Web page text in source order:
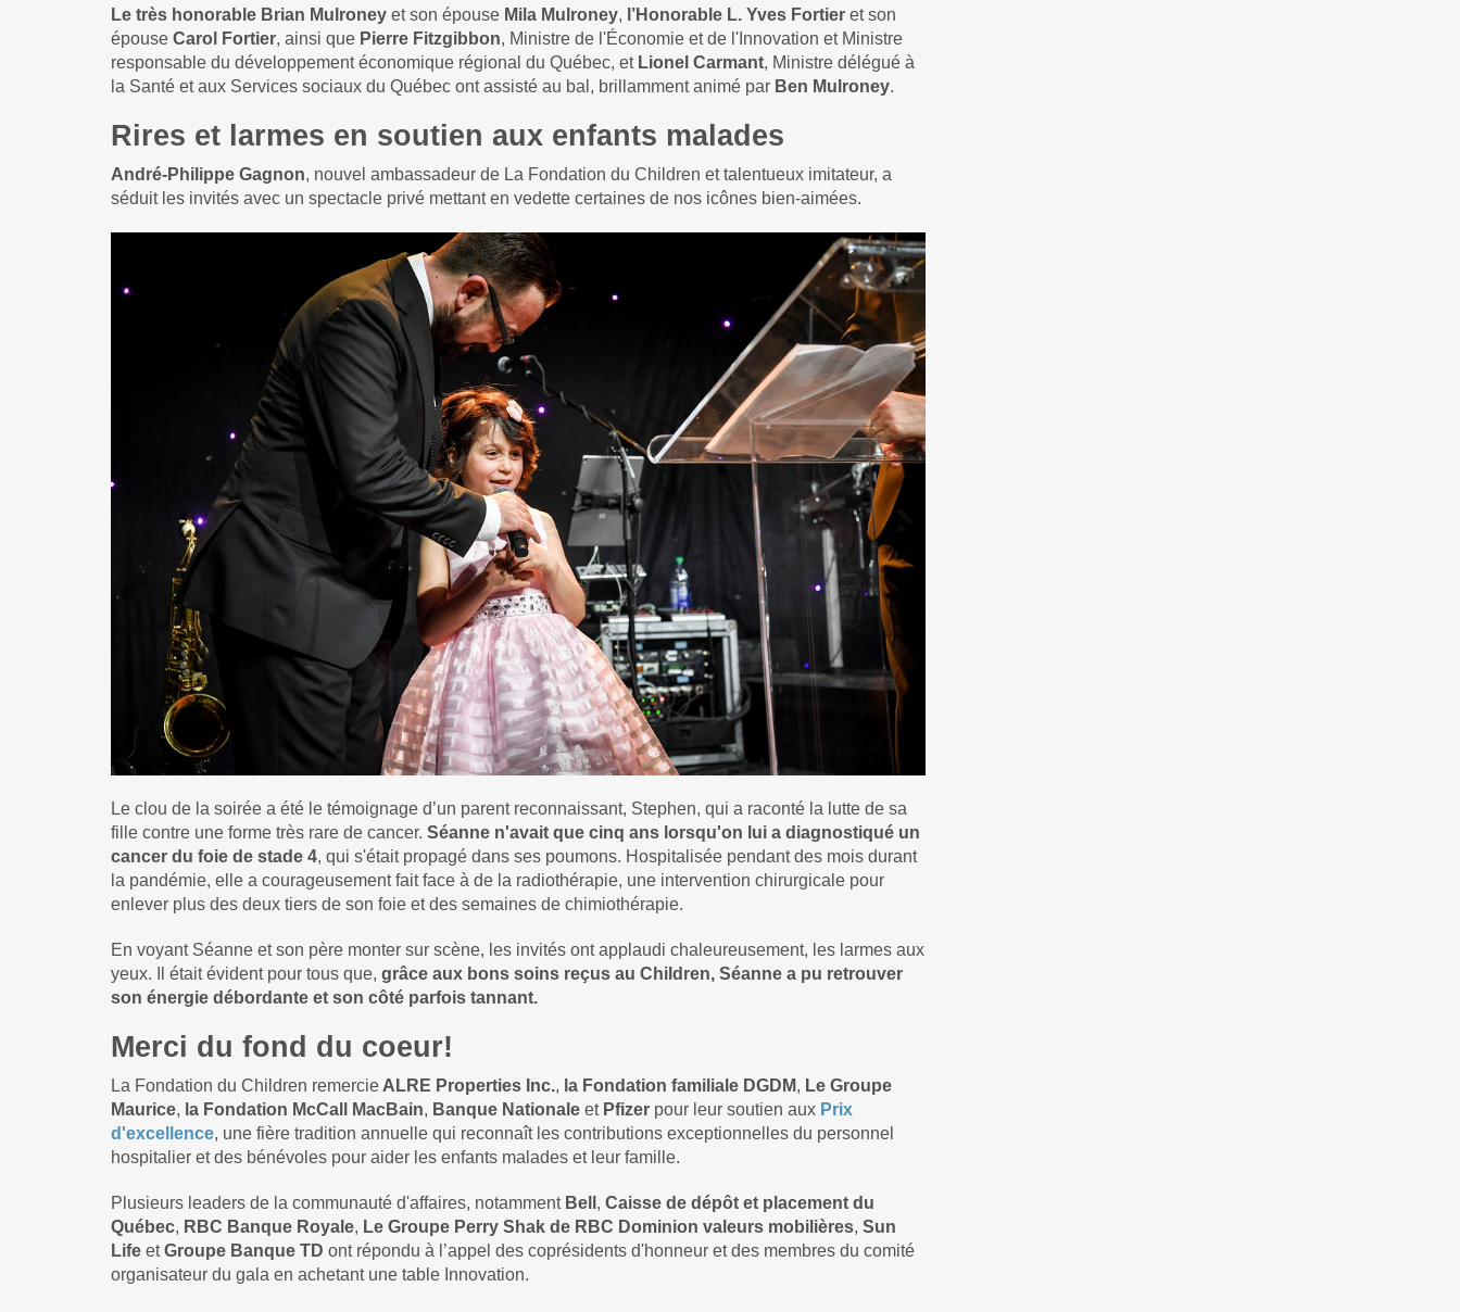
Le très honorable Brian Mulroney et son épouse Mila Mulroney, l’Honorable L. Yves Fortier et son
épouse Carol Fortier, ainsi que Pierre Fitzgibbon, Ministre de l'Économie et de l'Innovation et Ministre
responsable du développement économique régional du Québec, et Lionel Carmant, Ministre délégué à
la Santé et aux Services sociaux du Québec ont assisté au bal, brillamment animé par Ben Mulroney.
Rires et larmes en soutien aux enfants malades
André-Philippe Gagnon, nouvel ambassadeur de La Fondation du Children et talentueux imitateur, a
séduit les invités avec un spectacle privé mettant en vedette certaines de nos icônes bien-aimées.
Le clou de la soirée a été le témoignage d’un parent reconnaissant, Stephen, qui a raconté la lutte de sa
fille contre une forme très rare de cancer. Séanne n'avait que cinq ans lorsqu'on lui a diagnostiqué un
cancer du foie de stade 4, qui s'était propagé dans ses poumons. Hospitalisée pendant des mois durant
la pandémie, elle a courageusement fait face à de la radiothérapie, une intervention chirurgicale pour
enlever plus des deux tiers de son foie et des semaines de chimiothérapie.
En voyant Séanne et son père monter sur scène, les invités ont applaudi chaleureusement, les larmes aux
yeux. Il était évident pour tous que, grâce aux bons soins reçus au Children, Séanne a pu retrouver
son énergie débordante et son côté parfois tannant.
Merci du fond du coeur!
La Fondation du Children remercieALRE Properties Inc., la Fondation familiale DGDM, Le Groupe
Maurice, la Fondation McCall MacBain, Banque Nationale et Pfizer pour leur soutien aux Prix
d'excellence, une fière tradition annuelle qui reconnaît les contributions exceptionnelles du personnel
hospitalier et des bénévoles pour aider les enfants malades et leur famille.
Plusieurs leaders de la communauté d'affaires, notammentBell , Caisse de dépôt et placement du
Québec, RBC Banque Royale, Le Groupe Perry Shak de RBC Dominion valeurs mobilières, Sun
Life etGroupe Banque TD ont répondu à l’appel des coprésidents d'honneur et des membres du comité
organisateur du gala en achetant une table Innovation.